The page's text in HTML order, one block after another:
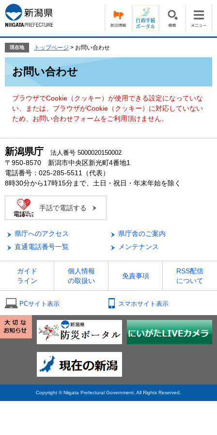
ー
ジ
の
頭
す。
ニ
ュ
ー
飛
て
現在地 トップページ > お問い合わせ
お問い合わせ
ブラウザでCookie（クッキー）が使用できる設定になっていな
い、または、ブラウザがCookie（クッキー）に対応していない
ため、お問い合わせフォームをご利用頂けません。
新潟県庁 法人番号 5000020150002
〒950-8570 新潟市中央区新光町4番地1
電話番号：025-285-5511（代表）
8時30分から17時15分まで、土日・祝日・年末年始を除く
手話で電話する
県庁へのアクセス
県庁舎のご案内
直通電話番号一覧
メンテナンス
ガイド
ライン
個人情報
の取扱い
免責事項
RSS配信
について
PCサイト表示 スマホサイト表示
Copyright © Niigata Prefectural Government. All Rights Reserved.